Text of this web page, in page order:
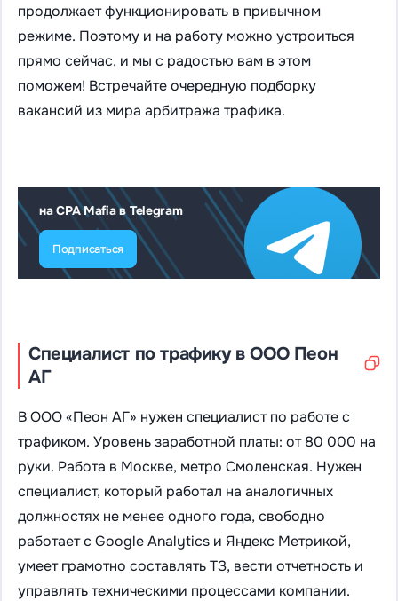
продолжает функционировать в привычном
режиме. Поэтому и на работу можно устроиться
прямо сейчас, и мы с радостью вам в этом
поможем! Встречайте очередную подборку
вакансий из мира арбитража трафика.
на CPA Mafia в Telegram
Подписаться
Специалист по трафику в ООО Пеон
АГ
В ООО «Пеон АГ» нужен специалист по работе с
трафиком. Уровень заработной платы: от 80 000 на
руки. Работа в Москве, метро Смоленская. Нужен
специалист, который работал на аналогичных
должностях не менее одного года, свободно
работает с Google Analytics и Яндекс Метрикой,
умеет грамотно составлять ТЗ, вести отчетность и
управлять техническими процессами компании.